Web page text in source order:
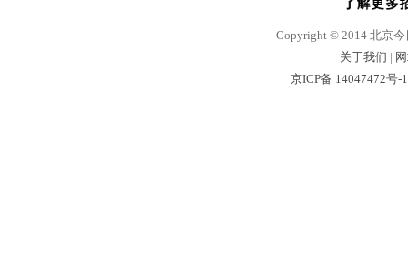
Copyright © 2014 北京今
关于我们 |
京ICP备 14047472号-